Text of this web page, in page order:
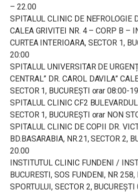
– 22.00
SPITALUL CLINIC DE NEFROLOGIE
CALEA GRIVITEI NR. 4 – CORP B –
CURTEA INTERIOARA, SECTOR 1,
20:00
SPITALUL UNIVERSITAR DE
CENTRAL” DR. CAROL DAVILA”
SECTOR 1, BUCUREȘTI orar 08:00-
SPITALUL CLINIC CF2
SECTOR 1, BUCUREȘTI orar NON
SPITALUL CLINIC DE COPII DR.
BD.BASARABIA, NR.21, SECTOR 2,
20.00
INSTITUTUL CLINIC FUNDENI /
BUCURESTI, SOS FUNDENI, NR 258,
SPORTULUI, SECTOR 2,